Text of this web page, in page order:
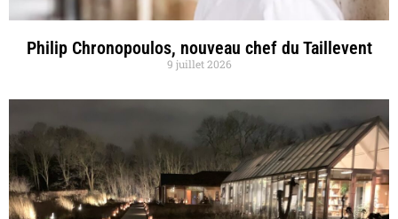
Philip Chronopoulos, nouveau chef du Taillevent
9 juillet 2026